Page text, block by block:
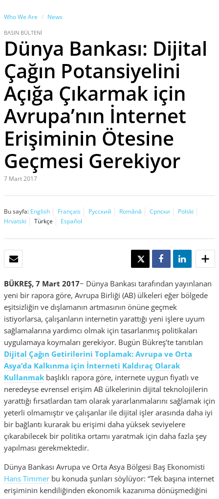
Who We Are News
BASIN BÜLTENİ
Dünya Bankası: Dijital
Çağın Potansiyelini
Açığa Çıkarmak için
Avrupa’nın İnternet
Erişiminin Ötesine
Geçmesi Gerekiyor
7 Mart 2017
Bu sayfa: English Français Русский Română Српски
Polski
Hrvatski
Türkçe Español
TWEET SHARE SHARE
BÜKREŞ, 7 Mart 2017− Dünya Bankası tarafından yayınlanan
yeni bir rapora göre, Avrupa Birliği (AB) ülkeleri eğer bölgede
eşitsizliğin ve dışlamanın artmasının önüne geçmek
istiyorlarsa, çalışanların internetin yarattığı yeni işlere uyum
sağlamalarına yardımcı olmak için tasarlanmış politikaları
uygulamaya koymaları gerekiyor. Bugün Bükreş’te tanıtılan
Dijital Çağın Getirilerini Toplamak: Avrupa ve Orta
Asya’da Kalkınma için İnterneti Kaldıraç Olarak
Kullanmak başlıklı rapora göre, internete uygun fiyatlı ve
neredeyse evrensel erişim AB ülkelerinin dijital teknolojilerin
yarattığı fırsatlardan tam olarak yararlanmalarını sağlamak için
yeterli olmamıştır ve çalışanlar ile dijital işler arasında daha iyi
bir bağlantı kurarak bu erişimi daha yüksek seviyelere
çıkarabilecek bir politika ortamı yaratmak için daha fazla şey
yapılması gerekmektedir.
Dünya Bankası Avrupa ve Orta Asya Bölgesi Baş Ekonomisti
Hans Timmer bu konuda şunları söylüyor: “Tek başına internet
erişiminin kendiliğinden ekonomik kazanıma dönüşmediğini